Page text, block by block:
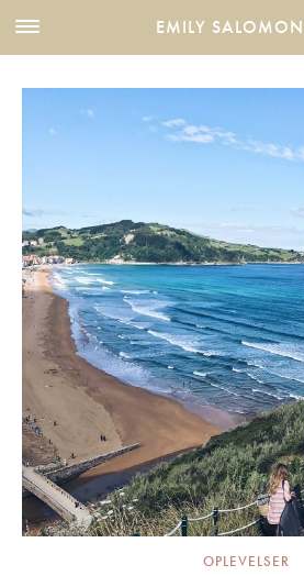
EMILY SALOMON
OPLEVELSER